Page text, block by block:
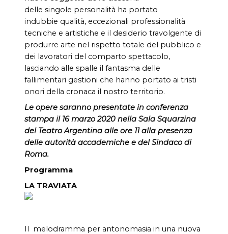
delle singole personalità ha portato
indubbie qualità, eccezionali professionalità
tecniche e artistiche e il desiderio travolgente di
produrre arte nel rispetto totale del pubblico e
dei lavoratori del comparto spettacolo,
lasciando alle spalle il fantasma delle
fallimentari gestioni che hanno portato ai tristi
onori della cronaca il nostro territorio.
Le opere saranno presentate in conferenza
stampa il 16 marzo 2020 nella Sala Squarzina
del Teatro Argentina alle ore 11 alla presenza
delle autorità accademiche e del Sindaco di
Roma.
Programma
LA TRAVIATA
Il melodramma per antonomasia in una nuova